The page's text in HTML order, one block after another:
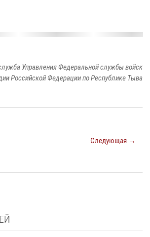
Управления Федеральной службы войск
Российской Федерации по Республике Тыва
Следующая →